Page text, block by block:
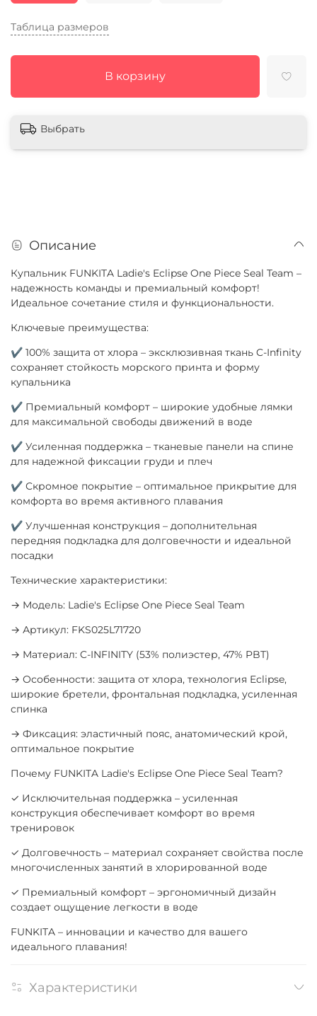
Таблица размеров
В корзину
Выбрать
Описание
Купальник FUNKITA Ladie's Eclipse One Piece Seal Team –
надежность команды и премиальный комфорт!
Идеальное сочетание стиля и функциональности.
Ключевые преимущества:
✔ 100% защита от хлора – эксклюзивная ткань C-Infinity
сохраняет стойкость морского принта и форму
купальника
✔ Премиальный комфорт – широкие удобные лямки
для максимальной свободы движений в воде
✔ Усиленная поддержка – тканевые панели на спине
для надежной фиксации груди и плеч
✔ Скромное покрытие – оптимальное прикрытие для
комфорта во время активного плавания
✔ Улучшенная конструкция – дополнительная
передняя подкладка для долговечности и идеальной
посадки
Технические характеристики:
→ Модель: Ladie's Eclipse One Piece Seal Team
→ Артикул: FKS025L71720
→ Материал: C-INFINITY (53% полиэстер, 47% PBT)
→ Особенности: защита от хлора, технология Eclipse,
широкие бретели, фронтальная подкладка, усиленная
спинка
→ Фиксация: эластичный пояс, анатомический крой,
оптимальное покрытие
Почему FUNKITA Ladie's Eclipse One Piece Seal Team?
✓ Исключительная поддержка – усиленная
конструкция обеспечивает комфорт во время
тренировок
✓ Долговечность – материал сохраняет свойства после
многочисленных занятий в хлорированной воде
✓ Премиальный комфорт – эргономичный дизайн
создает ощущение легкости в воде
FUNKITA – инновации и качество для вашего
идеального плавания!
Характеристики